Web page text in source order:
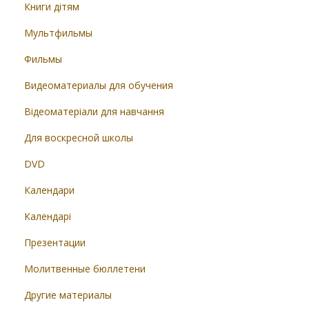
Книги дітям
Мультфильмы
Фильмы
Видеоматериалы для обучения
Відеоматеріали для навчання
Для воскресной школы
DVD
Календари
Календарі
Презентации
Молитвенные бюллетени
Другие материалы